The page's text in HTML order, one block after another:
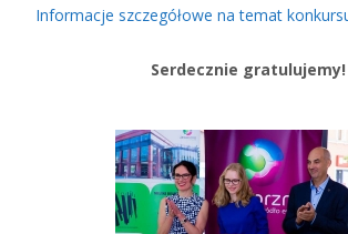
Informacje szczegółowe na temat
Serdecznie gratulujemy!